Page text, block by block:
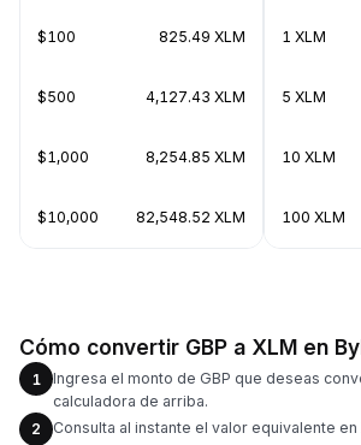
$100 825.49 XLM
$500 4,127.43 XLM
$1,000 8,254.85 XLM
$10,000 82,548.52 XLM
1 XLM
5 XLM
10 XLM
100 XLM
Cómo convertir GBP a XLM en
1
Ingresa el monto de GBP que deseas
calculadora de arriba.
2
Consulta al instante el valor equivalente